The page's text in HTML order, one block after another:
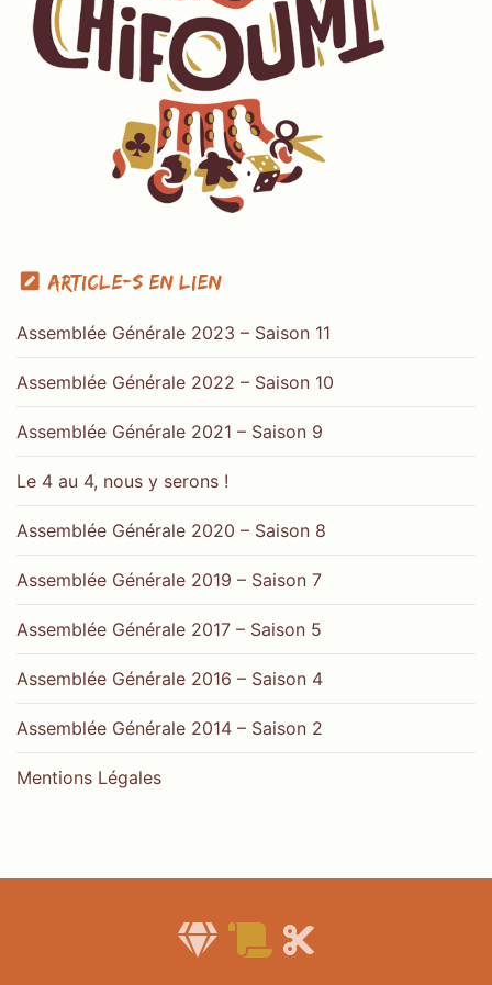
Article-s en lien
Assemblée Générale 2023 – Saison 11
Assemblée Générale 2022 – Saison 10
Assemblée Générale 2021 – Saison 9
Le 4 au 4, nous y serons !
Assemblée Générale 2020 – Saison 8
Assemblée Générale 2019 – Saison 7
Assemblée Générale 2017 – Saison 5
Assemblée Générale 2016 – Saison 4
Assemblée Générale 2014 – Saison 2
Mentions Légales